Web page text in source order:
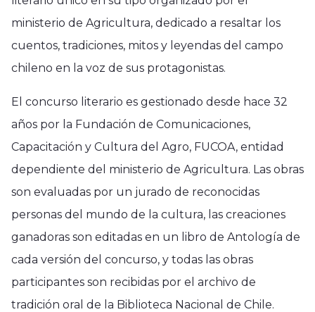
ministerio de Agricultura, dedicado a resaltar los
cuentos, tradiciones, mitos y leyendas del campo
chileno en la voz de sus protagonistas.
El concurso literario es gestionado desde hace 32
años por la Fundación de Comunicaciones,
Capacitación y Cultura del Agro, FUCOA, entidad
dependiente del ministerio de Agricultura. Las obras
son evaluadas por un jurado de reconocidas
personas del mundo de la cultura, las creaciones
ganadoras son editadas en un libro de Antología de
cada versión del concurso, y todas las obras
participantes son recibidas por el archivo de
tradición oral de la Biblioteca Nacional de Chile.